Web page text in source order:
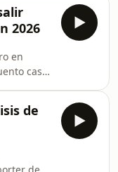
seo-
welcomeMis
2026
en
caso
seo-
de